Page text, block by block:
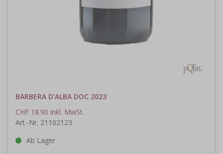
BARBERA D'ALBA DOC 2023
CHF 18.90 inkl. MwSt.
Art.-Nr. 21102123
Ab Lager